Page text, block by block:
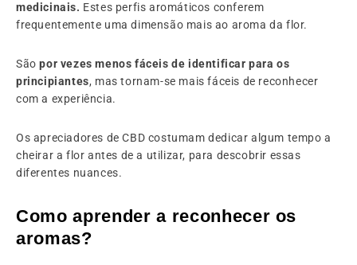
medicinais. Estes perfis aromáticos conferem
frequentemente uma dimensão mais ao aroma da flor.
Sãopor vezes menos fáceis de identificar para os
principiantes, mas tornam-se mais fáceis de reconhecer
com a experiência.
Os apreciadores de CBD costumam dedicar algum tempo a
cheirar a flor antes de a utilizar, para descobrir essas
diferentes nuances.
Como aprender a reconhecer os
aromas?